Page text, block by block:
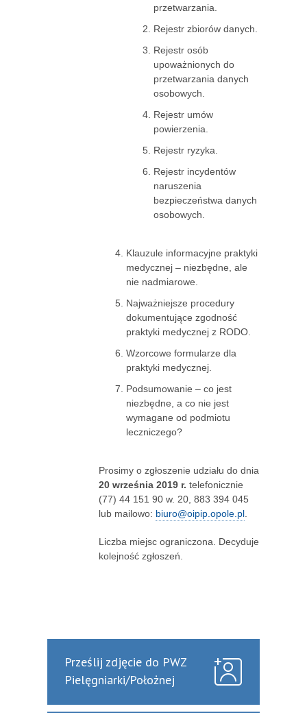
przetwarzania.
Rejestr zbiorów danych.
Rejestr osób
upoważnionych do
przetwarzania danych
osobowych.
Rejestr umów
powierzenia.
Rejestr ryzyka.
Rejestr incydentów
naruszenia
bezpieczeństwa danych
osobowych.
Klauzule informacyjne praktyki
medycznej – niezbędne, ale
nie nadmiarowe.
Najważniejsze procedury
dokumentujące zgodność
praktyki medycznej z RODO.
Wzorcowe formularze dla
praktyki medycznej.
Podsumowanie – co jest
niezbędne, a co nie jest
wymagane od podmiotu
leczniczego?
Prosimy o zgłoszenie udziału do dnia
20 września 2019 r. telefonicznie
(77) 44 151 90 w. 20, 883 394 045
lub mailowo: biuro@oipip.opole.pl
Liczba miejsc ograniczona. Decyduje
kolejność zgłoszeń.
Prześlij zdjęcie do PWZ
Pielęgniarki/Położnej